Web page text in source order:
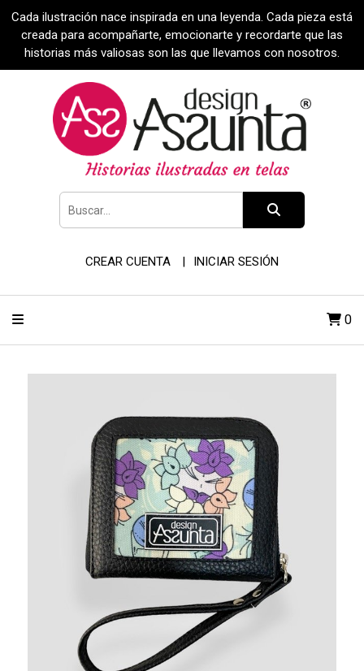
Cada ilustración nace inspirada en una leyenda. Cada pieza está
creada para acompañarte, emocionarte y recordarte que las
historias más valiosas son las que llevamos con nosotros.
CREAR CUENTA INICIAR SESIÓN
0